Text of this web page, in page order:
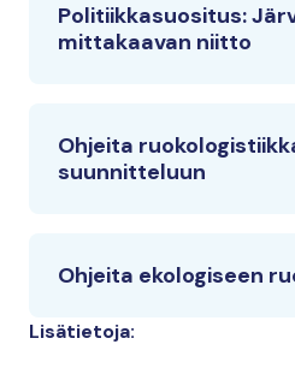
Lisätietoja:
Politiikkasuositus:
mittakaavan niitto
Ohjeita
suunnitteluun
Ohjeita ekologiseen